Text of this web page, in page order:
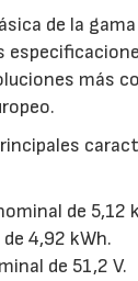
de la
más
de 5,12
4,92 kWh.
de 51,2 V.